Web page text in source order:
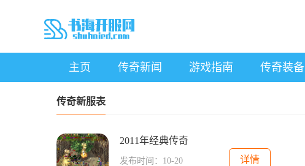
主页 传奇新闻 游戏指南 传奇装备
传奇新服表
2011年经典传奇
发布时间：10-20 详情